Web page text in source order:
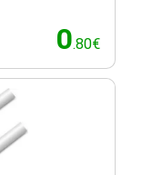
0.80€